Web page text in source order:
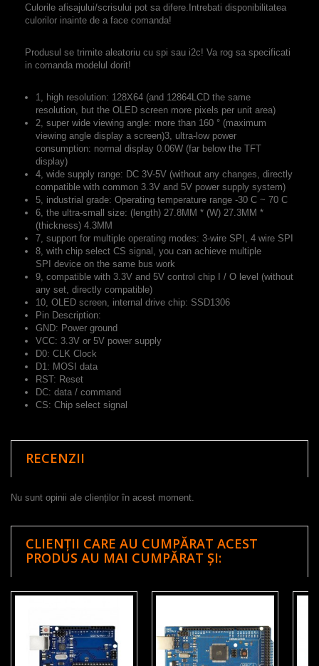
Culorile afisajului/scrisului pot sa difere.Intrebati disponibilitatea
culorilor inainte de a face comanda!
Produsul se trimite aleatoriu cu spi sau i2c! Va rog sa specificati
in comanda modelul dorit!
1, high resolution: 128X64 (and 12864LCD the same
resolution, but the OLED screen more pixels per unit area)
2, super wide viewing angle: more than 160 ° (maximum
viewing angle display a screen)3, ultra-low power
consumption: normal display 0.06W (far below the TFT
display)
4, wide supply range: DC 3V-5V (without any changes, directly
compatible with common 3.3V and 5V power supply system)
5, industrial grade: Operating temperature range -30 C ~ 70 C
6, the ultra-small size: (length) 27.8MM * (W) 27.3MM *
(thickness) 4.3MM
7, support for multiple operating modes: 3-wire SPI, 4 wire SPI
8, with chip select CS signal, you can achieve multiple
SPI device on the same bus work
9, compatible with 3.3V and 5V control chip I / O level (without
any set, directly compatible)
10, OLED screen, internal drive chip: SSD1306
Pin Description:
GND: Power ground
VCC: 3.3V or 5V power supply
D0: CLK Clock
D1: MOSI data
RST: Reset
DC: data / command
CS: Chip select signal
RECENZII
Nu sunt opinii ale clienților în acest moment.
CLIENȚII CARE AU CUMPĂRAT ACEST
PRODUS AU MAI CUMPĂRAT ȘI: